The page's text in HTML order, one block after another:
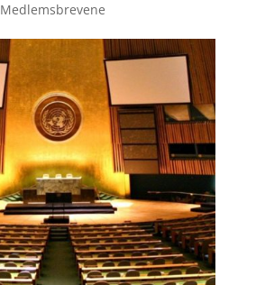
Medlemsbrevene